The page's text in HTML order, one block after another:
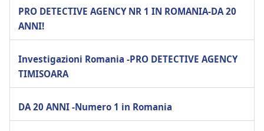
PRO DETECTIVE AGENCY NR 1 IN ROMANIA-DA 20
ANNI!
Investigazioni Romania -PRO DETECTIVE AGENCY
TIMISOARA
DA 20 ANNI -Numero 1 in Romania